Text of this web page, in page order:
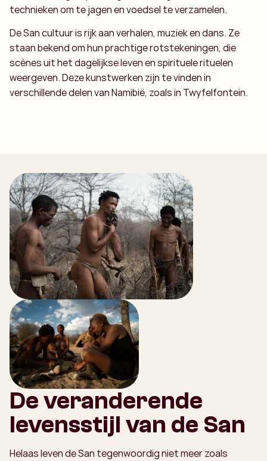
technieken om te jagen en voedsel te verzamelen.
De San cultuur is rijk aan verhalen, muziek en dans. Ze
staan bekend om hun prachtige rotstekeningen, die
scènes uit het dagelijkse leven en spirituele rituelen
weergeven. Deze kunstwerken zijn te vinden in
verschillende delen van Namibië, zoals in Twyfelfontein.
De veranderende
levensstijl van de San
Helaas leven de San tegenwoordig niet meer zoals